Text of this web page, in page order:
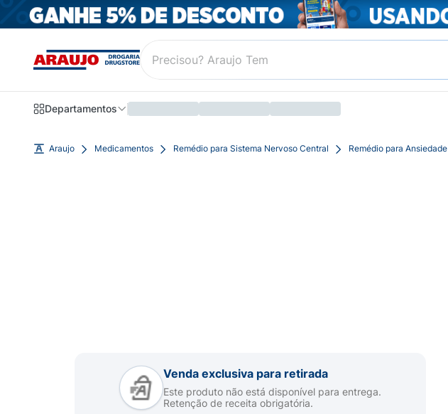
Departamentos
Araujo Medicamentos Remédio para Sistema Nervoso Central Remédio para Ansiedade
Venda exclusiva para retirada
Este produto não está disponível para entrega.
Retenção de receita obrigatória.